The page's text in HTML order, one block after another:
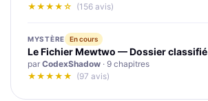
★★★★☆ (156 avis)
MYSTÈRE En cours
Le Fichier Mewtwo — Dossier classifié
par CodexShadow · 9 chapitres
★★★★★ (97 avis)